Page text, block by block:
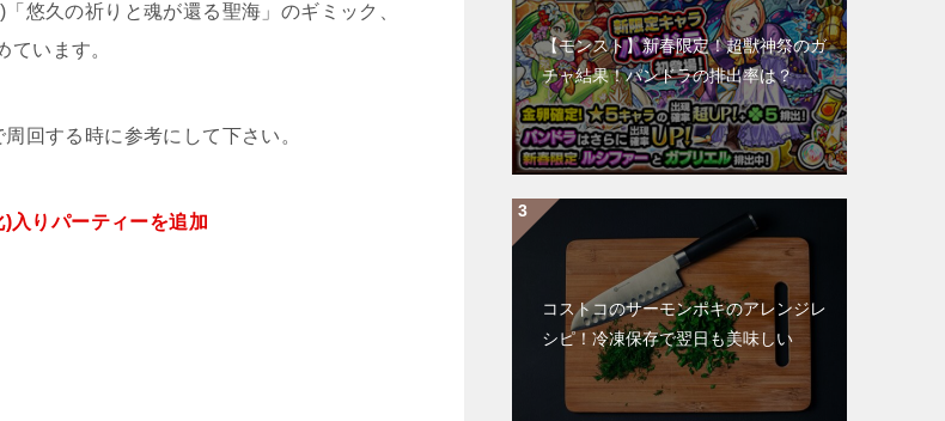
悠久の祈りと魂が還る聖海」のギミック、
います。
回する時に参考にして下さい。
入りパーティーを追加
【モンスト】新春限定！超獣神祭のガ
チャ結果！パンドラの排出率は？
コストコのサーモンポキのアレンジレ
シピ！冷凍保存で翌日も美味しい